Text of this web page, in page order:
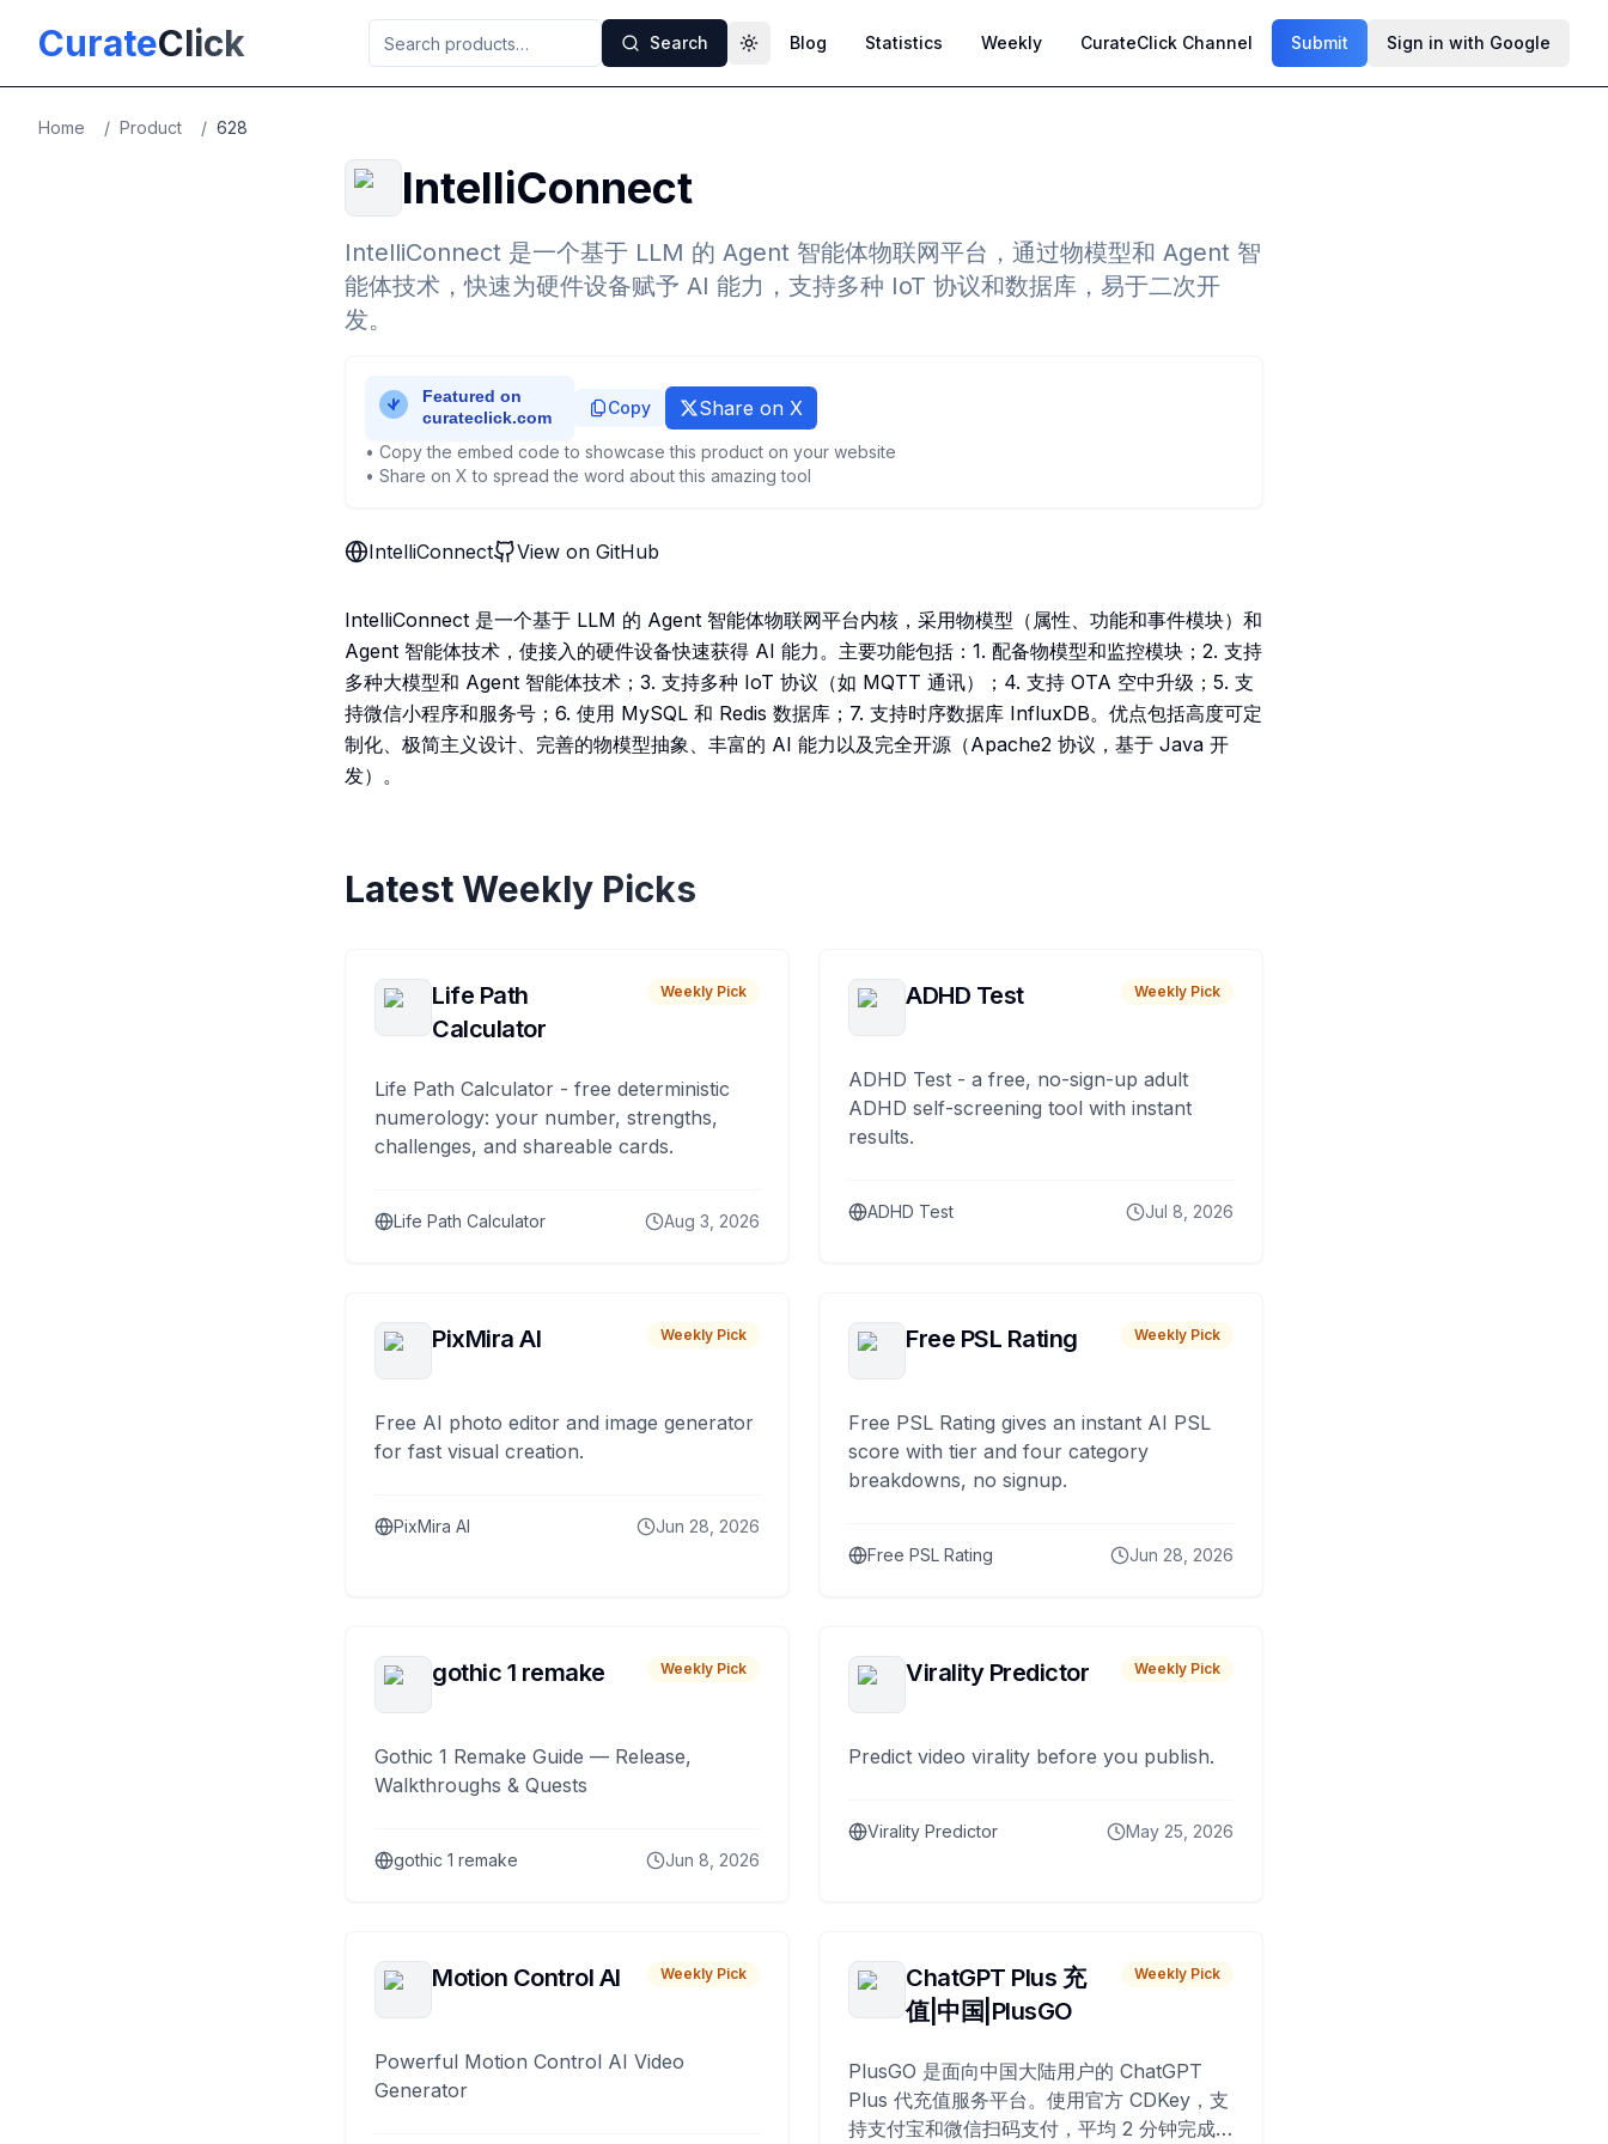
CurateClick Search Toggle theme
Blog Statistics Weekly CurateClick Channel Submit Sign in with Google
Home / Product / 628
IntelliConnect
IntelliConnect 是一个基于 LLM 的 Agent 智能体物联网平台，通过物模型和 Agent 智
能体技术，快速为硬件设备赋予 AI 能力，支持多种 IoT 协议和数据库，易于二次开
发。
Copy Share on X
• Copy the embed code to showcase this product on your website
• Share on X to spread the word about this amazing tool
IntelliConnect View on GitHub
IntelliConnect 是一个基于 LLM 的 Agent 智能体物联网平台内核，采用物模型（属性、功能和事件模块）和
Agent 智能体技术，使接入的硬件设备快速获得 AI 能力。主要功能包括：1. 配备物模型和监控模块；2. 支持
多种大模型和 Agent 智能体技术；3. 支持多种 IoT 协议（如 MQTT 通讯）；4. 支持 OTA 空中升级；5. 支
持微信小程序和服务号；6. 使用 MySQL 和 Redis 数据库；7. 支持时序数据库 InfluxDB。优点包括高度可定
制化、极简主义设计、完善的物模型抽象、丰富的 AI 能力以及完全开源（Apache2 协议，基于 Java 开
发）。
Latest Weekly Picks
Life Path
Calculator
Weekly Pick
Life Path Calculator - free deterministic
numerology: your number, strengths,
challenges, and shareable cards.
Life Path Calculator Aug 3, 2026
ADHD Test Weekly Pick
ADHD Test - a free, no-sign-up adult
ADHD self-screening tool with instant
results.
ADHD Test Jul 8, 2026
PixMira AI Weekly Pick
Free AI photo editor and image generator
for fast visual creation.
PixMira AI Jun 28, 2026
Free PSL Rating Weekly Pick
Free PSL Rating gives an instant AI PSL
score with tier and four category
breakdowns, no signup.
Free PSL Rating Jun 28, 2026
gothic 1 remake Weekly Pick
Gothic 1 Remake Guide — Release,
Walkthroughs & Quests
gothic 1 remake Jun 8, 2026
Virality Predictor Weekly Pick
Predict video virality before you publish.
Virality Predictor May 25, 2026
Motion Control AI Weekly Pick
Powerful Motion Control AI Video
Generator
ChatGPT Plus 充
值|中国|PlusGO
Weekly Pick
PlusGO 是面向中国大陆用户的 ChatGPT
Plus 代充值服务平台。使用官方 CDKey，支
持支付宝和微信扫码支付，平均 2 分钟完成